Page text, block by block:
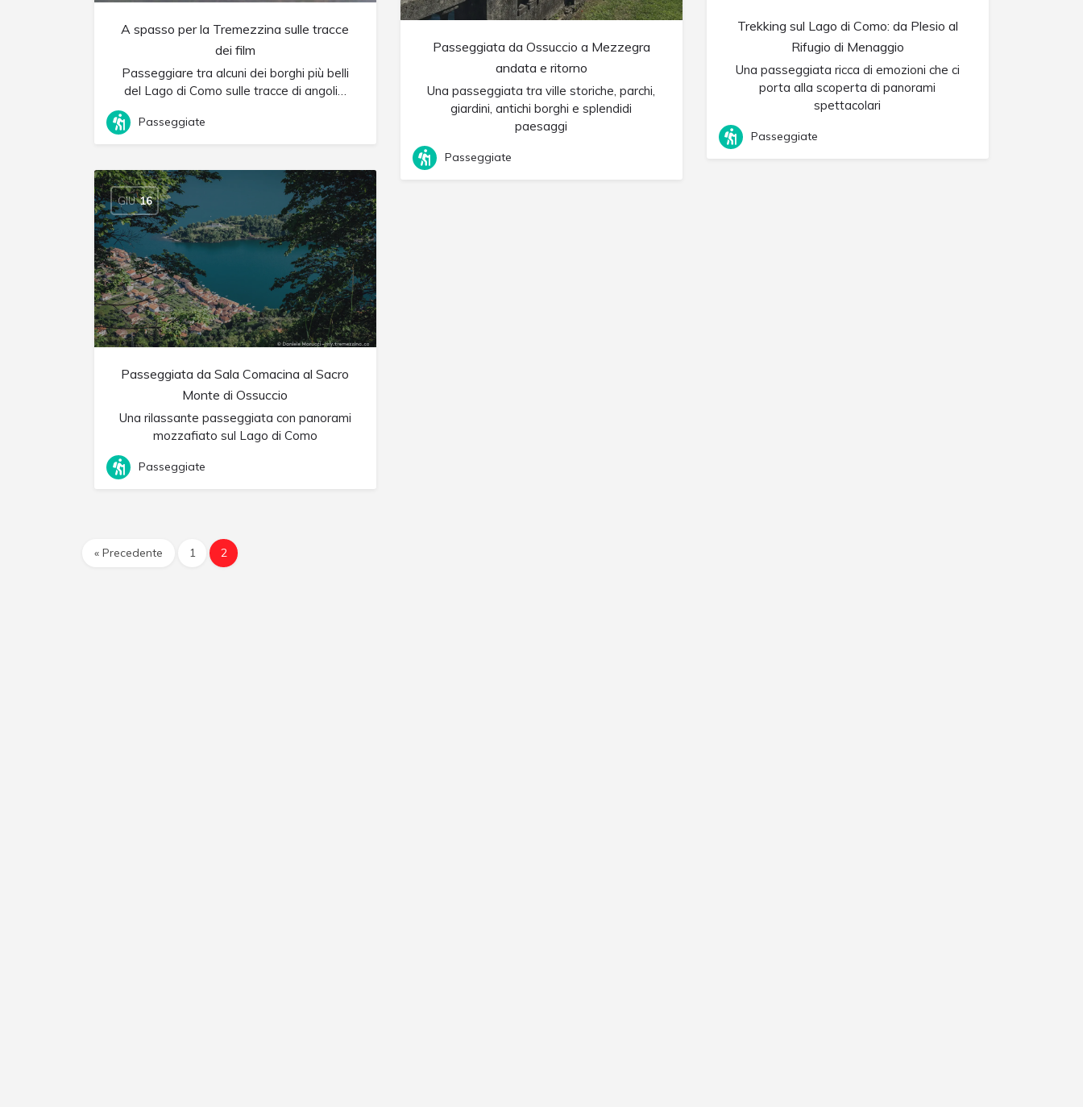
Trekking sul Lago di Como: da Plesio al
Rifugio di Menaggio
Una passeggiata ricca di emozioni che ci
porta alla scoperta di panorami
spettacolari
Passeggiate
A spasso per la Tremezzina sulle tracce
dei film
Passeggiare tra alcuni dei borghi più belli
del Lago di Como sulle tracce di angoli…
Passeggiate
Passeggiata da Ossuccio a Mezzegra
andata e ritorno
Una passeggiata tra ville storiche, parchi,
giardini, antichi borghi e splendidi
paesaggi
Passeggiate
GIU 16
Passeggiata da Sala Comacina al Sacro
Monte di Ossuccio
Una rilassante passeggiata con panorami
mozzafiato sul Lago di Como
Passeggiate
« Precedente 1 2